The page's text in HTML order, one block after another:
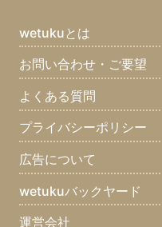
wetukuとは
お問い合わせ・ご要望
よくある質問
プライバシーポリシー
広告について
wetukuバックヤード
運営会社